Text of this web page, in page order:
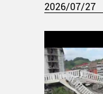
2026/07/27